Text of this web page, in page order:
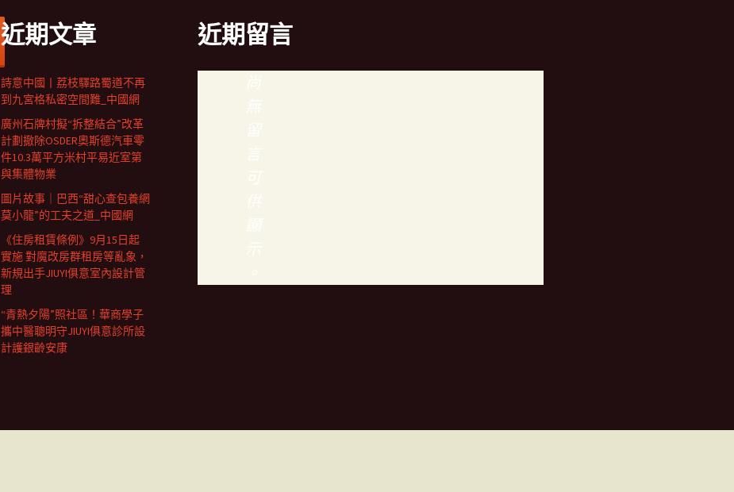
近期文章
詩意中國丨荔枝驛路蜀道不再
到九宮格私密空間難_中國網
廣州石牌村擬“拆整結合”改革
計劃撤除OSDER奧斯德汽車零
件10.3萬平方米村平易近室第
與集體物業
圖片故事｜巴西“甜心查包養網
莫小龍”的工夫之道_中國網
《住房租賃條例》9月15日起
實施 對魔改房群租房等亂象，
新規出手JIUYI俱意室內設計管
理
“青熱夕陽”照社區！華商學子
攜中醫聰明守JIUYI俱意診所設
計護銀齡安康
近期留言
尚
無
留
言
可
供
顯
示
。